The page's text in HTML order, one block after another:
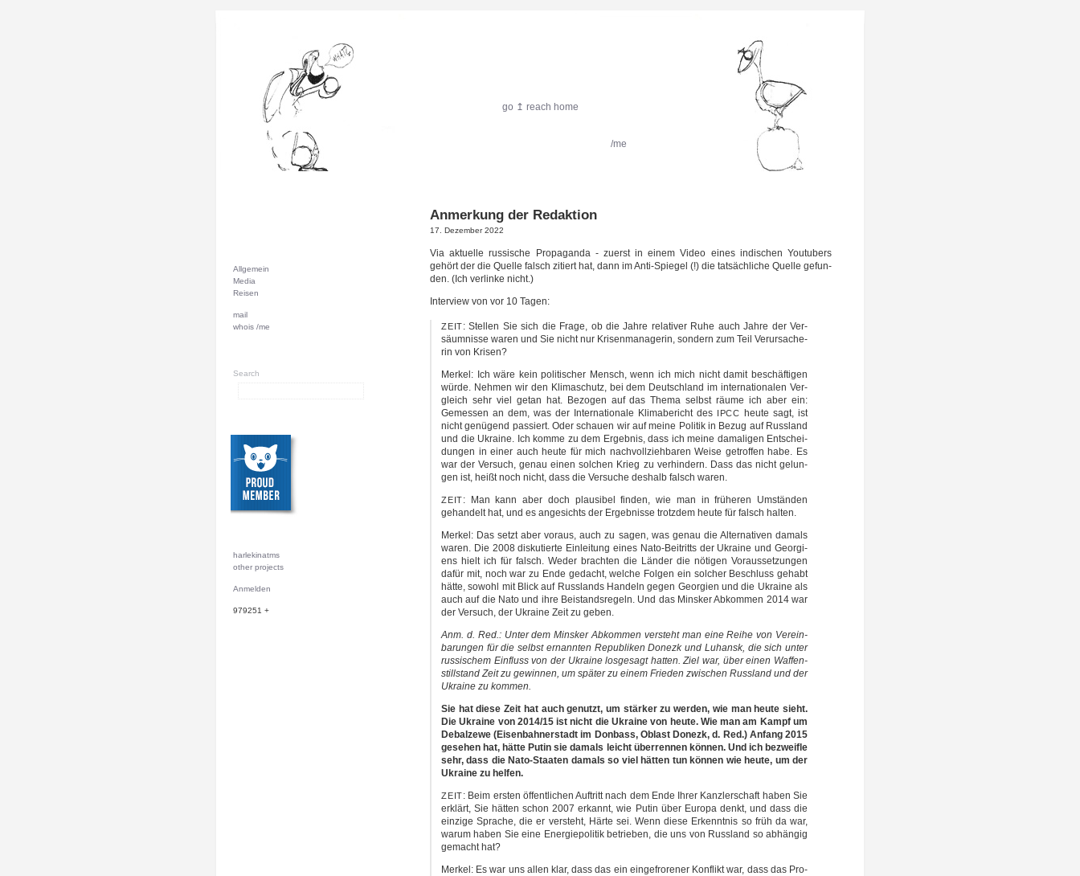
go ↥ reach home
/me
Anmerkung der Redaktion
17. Dezember 2022
Via aktu­el­le rus­si­sche Pro­pa­gan­da - zuerst in einem Video eines indi­schen You­tubers
gehört der die Quel­le falsch zitiert hat, dann im Anti-Spiegel (!) die tat­säch­li­che Quel­le gefun­
den. (Ich ver­lin­ke nicht.)
Inter­view von vor 10 Tagen:
ZEIT: Stel­len Sie sich die Fra­ge, ob die Jah­re rela­ti­ver Ruhe auch Jah­re der Ver­
säum­nis­se waren und Sie nicht nur Kri­sen­ma­na­ge­rin, son­dern zum Teil Ver­ur­sa­che­
rin von Krisen?
Mer­kel: Ich wäre kein poli­ti­scher Mensch, wenn ich mich nicht damit beschäf­ti­gen
wür­de. Neh­men wir den Kli­ma­schutz, bei dem Deutsch­land im inter­na­tio­na­len Ver­
gleich sehr viel getan hat. Bezo­gen auf das The­ma selbst räu­me ich aber ein:
Gemes­sen an dem, was der Inter­na­tio­na­le Kli­ma­be­richt des IPCC
heu­te sagt, ist
nicht genü­gend pas­siert. Oder schau­en wir auf mei­ne Poli­tik in Bezug auf Russ­land
und die Ukrai­ne. Ich kom­me zu dem Ergeb­nis, dass ich mei­ne dama­li­gen Ent­schei­
dun­gen in einer auch heu­te für mich nach­voll­zieh­ba­ren Wei­se getrof­fen habe. Es
war der Ver­such, genau einen sol­chen Krieg zu ver­hin­dern. Dass das nicht gelun­
gen ist, heißt noch nicht, dass die Ver­su­che des­halb falsch waren.
ZEIT: Man kann aber doch plau­si­bel fin­den, wie man in frü­he­ren Umstän­den
gehan­delt hat, und es ange­sichts der Ergeb­nis­se trotz­dem heu­te für falsch halten.
Mer­kel: Das setzt aber vor­aus, auch zu sagen, was genau die Alter­na­ti­ven damals
waren. Die 2008 dis­ku­tier­te Ein­lei­tung eines Nato-Beitritts der Ukrai­ne und Geor­gi­
ens hielt ich für falsch. Weder brach­ten die Län­der die nöti­gen Vor­aus­set­zun­gen
dafür mit, noch war zu Ende gedacht, wel­che Fol­gen ein sol­cher Beschluss gehabt
hät­te, sowohl mit Blick auf Russ­lands Han­deln gegen Geor­gi­en und die Ukrai­ne als
auch auf die Nato und ihre Bei­stands­re­geln. Und das Mins­ker Abkom­men 2014 war
der Ver­such, der Ukrai­ne Zeit zu geben.
Anm. d. Red.: Unter dem Mins­ker Abkom­men ver­steht man eine Rei­he von Ver­ein­
ba­run­gen für die selbst ernann­ten Repu­bli­ken Donezk und Luhansk, die sich unter
rus­si­schem Ein­fluss von der Ukrai­ne los­ge­sagt hat­ten. Ziel war, über einen Waf­fen­
still­stand Zeit zu gewin­nen, um spä­ter zu einem Frie­den zwi­schen Russ­land und der
Ukrai­ne zu kommen.
Sie hat die­se Zeit hat auch genutzt, um stär­ker zu wer­den, wie man heu­te sieht.
Die Ukrai­ne von 2014/15 ist nicht die Ukrai­ne von heu­te. Wie man am Kampf um
Debal­zewe (Eisen­bah­ner­stadt im Don­bass, Oblast Donezk, d. Red.) Anfang 2015
gese­hen hat, hät­te Putin sie damals leicht über­ren­nen kön­nen. Und ich bezweif­le
sehr, dass die Nato-Staaten damals so viel hät­ten tun kön­nen wie heu­te, um der
Ukrai­ne zu helfen.
ZEIT: Beim ers­ten öffent­li­chen Auf­tritt nach dem Ende Ihrer Kanz­ler­schaft haben Sie
erklärt, Sie hät­ten schon 2007 erkannt, wie Putin über Euro­pa denkt, und dass die
ein­zi­ge Spra­che, die er ver­steht, Här­te sei. Wenn die­se Erkennt­nis so früh da war,
war­um haben Sie eine Ener­gie­po­li­tik betrie­ben, die uns von Russ­land so abhän­gig
gemacht hat?
Mer­kel: Es war uns allen klar, dass das ein ein­ge­fro­re­ner Kon­flikt war, dass das Pro­
Allgemein
Media
Reisen
mail
whois /me
Search
harlekinatms
other projects
Anmelden
979251 +